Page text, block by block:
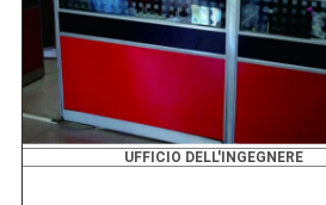
UFFICIO DELL'INGEGNERE